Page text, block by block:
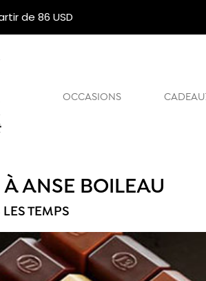
de 86 USD
OCCASIONS
ANSE BOILEAU
TEMPS